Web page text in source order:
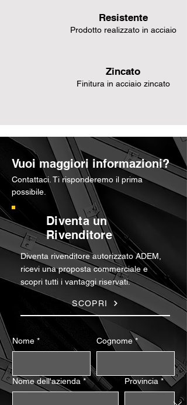
Resistente
Prodotto realizzato in acciaio
Zincato
Finitura in acciaio zincato
Vuoi maggiori informazioni?
Contattaci. Ti risponderemo il prima
possibile.
Diventa un
Rivenditore
Diventa rivenditore autorizzato ADEM,
ricevi una proposta commerciale e
scopri tutti i vantaggi riservati.
SCOPRI
Nome * Cognome *
Nome dell'azienda * Provincia *